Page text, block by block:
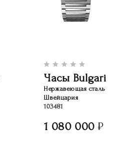
Часы Bulgari
Нержавеющая сталь
Швейцария
103481
1 080 000